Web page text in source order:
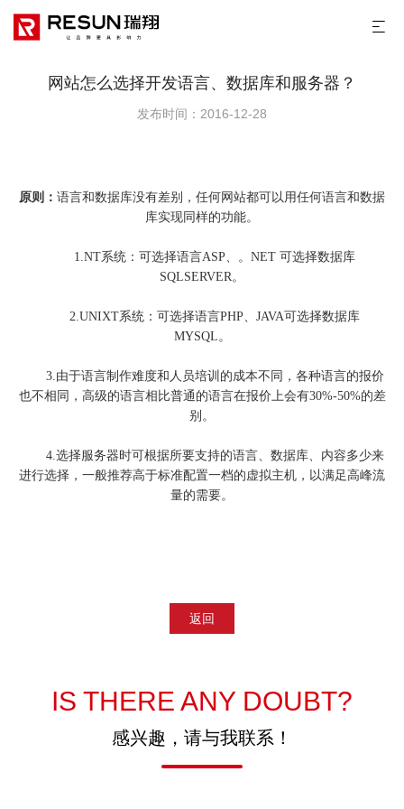
网站怎么选择开发语言、数据库和服务器？
发布时间：2016-12-28
原则： 语言和数据库没有差别，任何网站都可以用任何语言和数据
库实现同样的功能。
1.NT系统：可选择语言ASP、。NET 可选择数据库
SQLSERVER。
2.UNIXT系统：可选择语言PHP、JAVA可选择数据库
MYSQL。
3.由于语言制作难度和人员培训的成本不同，各种语言的报价
也不相同，高级的语言相比普通的语言在报价上会有30%-50%的差
别。
4.选择服务器时可根据所要支持的语言、数据库、内容多少来
进行选择，一般推荐高于标准配置一档的虚拟主机，以满足高峰流
量的需要。
返回
IS THERE ANY DOUBT?
感兴趣，请与我联系！